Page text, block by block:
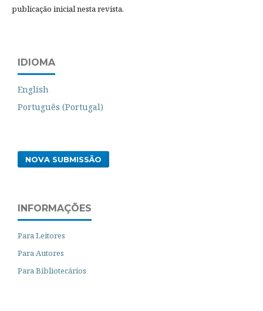
publicação inicial nesta revista.
IDIOMA
English
Português (Portugal)
NOVA SUBMISSÃO
INFORMAÇÕES
Para Leitores
Para Autores
Para Bibliotecários